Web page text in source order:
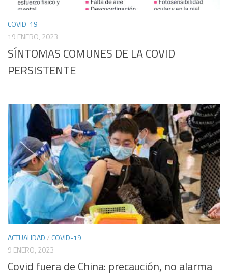
COVID-19
19 ENERO, 2023
SÍNTOMAS COMUNES DE LA COVID
PERSISTENTE
ACTUALIDAD/ COVID-19
9 ENERO, 2023
Covid fuera de China: precaución, no alarma